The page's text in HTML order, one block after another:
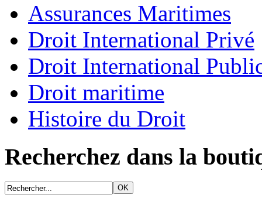
Assurances Maritimes
Droit International Privé
Droit International
Droit maritime
Histoire du Droit
Recherchez dans la